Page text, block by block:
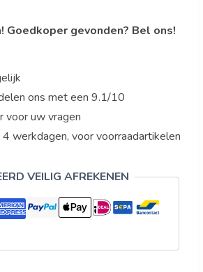
Goedkoper gevonden? Bel ons!
ons met een 9.1/10
voor uw vragen
werkdagen, voor voorraadartikelen
VEILIG AFREKENEN